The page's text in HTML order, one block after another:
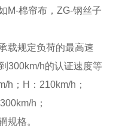
M-棉帘布，ZG-钢丝子
载规定负荷的最高速
300km/h的认证速度等
h；H：210km/h；
h；
规格。